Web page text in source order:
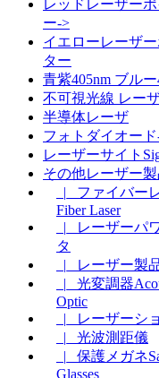
レッドレーザー
ー->
イエローレーザ
ター
青紫405nm ブルー
不可視光線 レー
半導体レーザ
フォトダイオー
レーザーサイト
その他レーザー
|_ ファイバー
Fiber Laser
|_ レーザーパ
タ
|_ レーザー製
|_ 光変調器
Optic
|_ レーザーシ
|_ 光波測距儀
|_ 保護メガネ
Glasses